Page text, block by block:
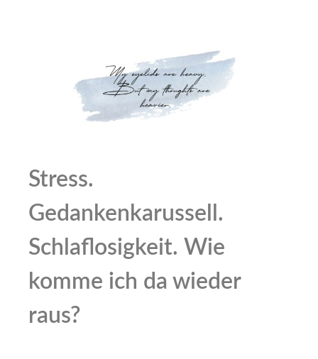
Stress.
Gedankenkarussell.
Schlaflosigkeit. Wie
komme ich da wieder
raus?